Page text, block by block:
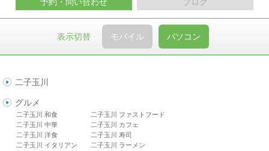
ブログ
予約・問い合わせ
表示切替 モバイル パソコン
二子玉川
グルメ
二子玉川 和食
二子玉川 中華
二子玉川 洋食
二子玉川 イタリアン
二子玉川 ファストフード
二子玉川 カフェ
二子玉川 寿司
二子玉川 ラーメン